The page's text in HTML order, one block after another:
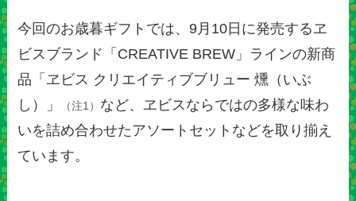
今回のお歳暮ギフトでは、9月10日に発売するヱ
ビスブランド「CREATIVE BREW」ラインの新商
品「ヱビス クリエイティブブリュー 燻（いぶ
し）」
（注1） など、ヱビスならではの多様な味わ
いを詰め合わせたアソートセットなどを取り揃え
ています。